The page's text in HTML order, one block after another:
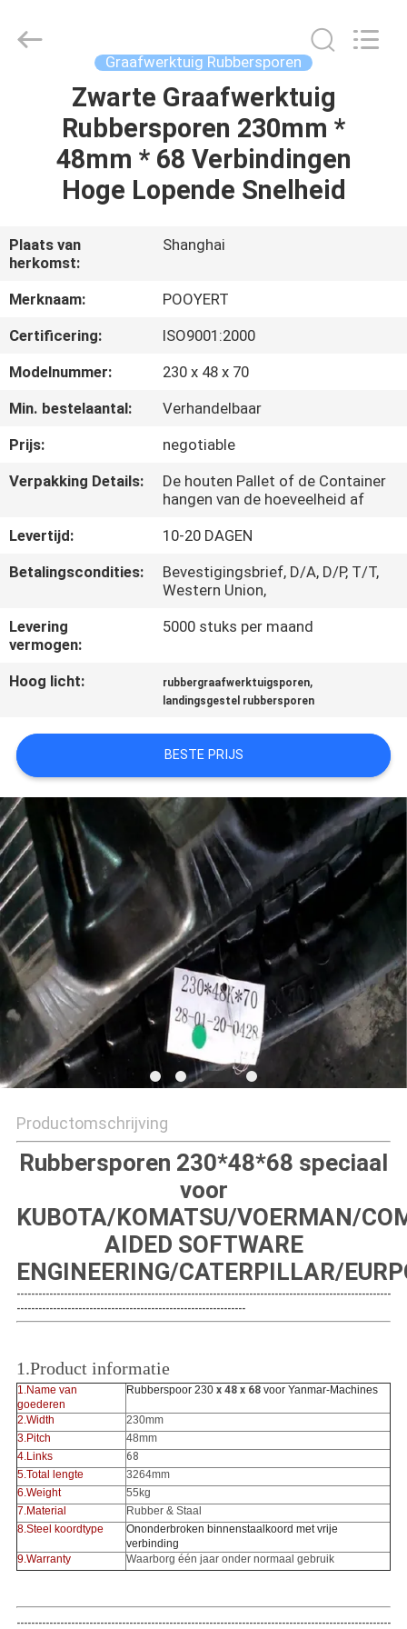
PRODUCTEN
ONGEVEER
ONS
FABRIEKSREIS
KWALITEITSCONTROLE
CONTACTEER
ONS
OM EEN
CITAAT
NEWS
SITEMAP
PRIVACY
POLICY
Ltd..
Graafwerktuig Rubbersporen
Zwarte Graafwerktuig
Rubbersporen 230mm *
48mm * 68 Verbindingen
Hoge Lopende Snelheid
Plaats van
herkomst:
Shanghai
Merknaam:
POOYERT
Certificering:
ISO9001:2000
Modelnummer:
230 x 48 x 70
Min. bestelaantal:
Verhandelbaar
Prijs:
negotiable
Verpakking Details:
De houten Pallet of de Container
hangen van de hoeveelheid af
Levertijd:
10-20 DAGEN
Betalingscondities:
Bevestigingsbrief, D/A, D/P, T/T,
Western Union,
Levering
vermogen:
5000 stuks per maand
Hoog licht: rubbergraafwerktuigsporen,
landingsgestel rubbersporen
BESTE PRIJS
Productomschrijving
Rubbersporen 230*48*68 speciaal
voor
KUBOTA/KOMATSU/VOERMAN/
AIDED SOFTWARE
ENGINEERING/CATERPILLAR/
-------------------------------------------------------------------------------------------------------
---------------------------------------------------------------
1.Product informatie
1.Name van
goederen
Rubberspoor 230 x 48 x 68 voor Yanmar-Machines
2.Width
230mm
3.Pitch
48mm
4.Links
68
5.Total lengte
3264mm
6.Weight
55kg
7.Material
Rubber & Staal
8.Steel koordtype
Ononderbroken binnenstaalkoord met vrije
verbinding
9.Warranty
Waarborg één jaar onder normaal gebruik
-------------------------------------------------------------------------------------------------------